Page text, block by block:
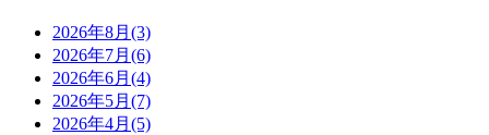
2026年8月 (3)
2026年7月 (6)
2026年6月 (4)
2026年5月 (7)
2026年4月 (5)